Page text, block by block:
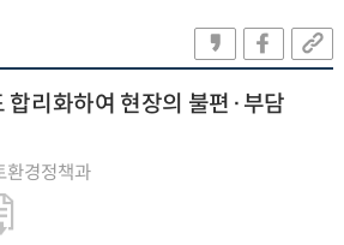
합리화하여 현장의 불편·부담
환경정책과